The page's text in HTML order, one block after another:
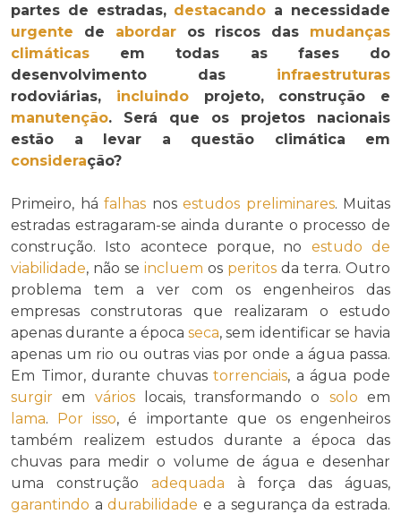
partes de estradas, destacando a necessidade
urgente de abordaros riscos das mudanças
climáticas em todas as fases do
desenvolvimento das infraestruturas
rodoviárias, incluindoprojeto, construção e
manutenção. Será que os projetos nacionais
estão a levar a questão climática em
consideração?
Primeiro, há falhas nos estudos preliminares. Muitas
estradas estragaram-se ainda durante o processo de
construção. Isto acontece porque, no estudo de
viabilidade, não se incluem os peritos da terra. Outro
problema tem a ver com os engenheiros das
empresas construtoras que realizaram o estudo
apenas durante a época seca, sem identificar se havia
apenas um rio ou outras vias por onde a água passa.
Em Timor, durante chuvastorrenciais, a água pode
surgir em várioslocais, transformando o solo em
lama. Por isso, é importante que os engenheiros
também realizem estudos durante a época das
chuvas para medir o volume de água e desenhar
uma construção adequada à força das águas,
garantindo adurabilidade e a segurança da estrada.